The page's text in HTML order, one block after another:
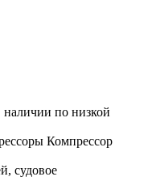
по низкой
Компрессор
судовое